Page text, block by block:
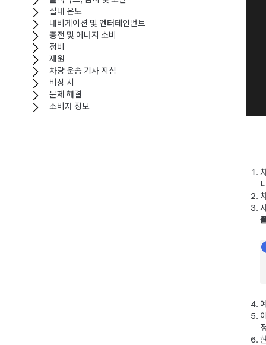
실내 온도
내비게이션 및 엔터테인먼트
충전 및 에너지 소비
정비
제원
차량 운송 기사 지침
비상 시
문제 해결
소비자 정보